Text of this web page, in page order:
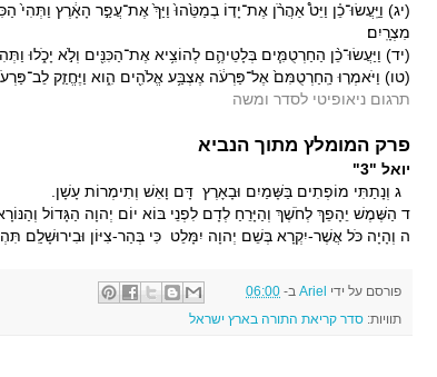
(יג) וַיַּֽעֲשׂוּ־כֵ֗ן וַיֵּט֩ אַהֲרֹ֨ן אֶת־יָד֤וֹ בְמַטֵּ֙הוּ֙ וַיַּךְ֙ אֶת־עֲפַ֣ר הָאָ֔רֶץ
מִצְרָֽיִם׃
(יד) וַיַּעֲשׂוּ־כֵ֨ן הַחַרְטֻמִּ֧ים בְּלָטֵיהֶ֛ם לְהוֹצִ֥יא אֶת־הַכִּנִּ֖ים וְלֹ֣א יָכֹ֑לוּ
(טו) וַיֹּאמְר֤וּ הַֽחַרְטֻמִּם֙ אֶל־פַּרְעֹ֔ה אֶצְבַּ֥ע אֱלֹהִ֖ים הִ֑וא וַיֶּחֱזַ֤ק
תרגום ניאופיטי לסדר ומשה
פרק המומלץ מתוך הנביא
יואל "3"
ג וְנָתַתִּי מוֹפְתִים בַּשָּׁמַיִם וּבָאָרֶץ דָּם וָאֵשׁ וְתִימְרוֹת עָשָׁן.
ד הַשֶּׁמֶשׁ יֵהָפֵךְ לְחֹשֶׁךְ וְהַיָּרֵחַ לְדָם לִפְנֵי בּוֹא יוֹם יְהוָה הַגָּדוֹל
ה וְהָיָה כֹּל אֲשֶׁר-יִקְרָא בְּשֵׁם יְהוָה יִמָּלֵט כִּי בְּהַר-צִיּוֹן וּבִירוּשָׁלִַם
פורסם על ידי Ariel ב- 06:00
תוויות: סדר קריאת התורה בארץ ישראל